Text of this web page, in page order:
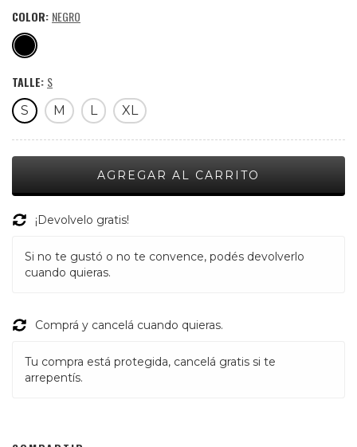
COLOR: NEGRO
TALLE: S
S M L XL
¡Devolvelo gratis!
Si no te gustó o no te convence, podés devolverlo
cuando quieras.
Comprá y cancelá cuando quieras.
Tu compra está protegida, cancelá gratis si te
arrepentís.